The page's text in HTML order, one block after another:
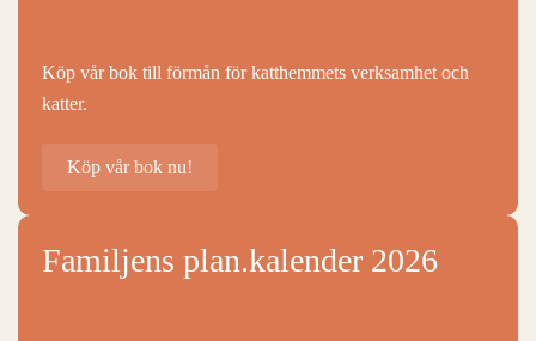
Köp vår bok till förmån för katthemmets verksamhet och
katter.
Köp vår bok nu!
Familjens plan.kalender 2026